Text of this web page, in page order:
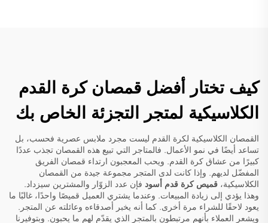
كيف تختار أفضل قمصان كرة القدم
الكلاسيكية لمتجر التجزئة الخاص بك
القمصان الكلاسيكية لكرة القدم ليست مجرد ملابس عصرية فحسب، بل
تساعد أيضًا في نمو الأعمال. فالمتاجر التي تبيع هذه القمصان تجذب عددًا
كبيرًا من عشاق كرة القدم. ويحب المعجبون ارتداء قمصان الفريق
المفضّل لديهم. وإذا كانت لدى المتجر مجموعة جيدة من القمصان
الكلاسيكية، قميص كرة قدم أسود فإن عدد الزوّار والمشترين سيزداد.
وهذا يؤدي إلى زيادة المبيعات. وعندما يشتري العميل قميصًا واحدًا، غالبًا ما
يعود لاحقًا للشراء مرة أخرى. كما أنه يخبر أصدقاءه وعائلته عن المتجر.
ويشعر العملاء بأنهم مرتبطون بالمتجر الذي يقدّم لهم ما يحبون. وبتوفيرنا